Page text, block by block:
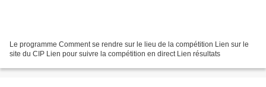
Le programme Comment se rendre sur le lieu de la compétition Lien sur le
site du CIP Lien pour suivre la compétition en direct Lien résultats